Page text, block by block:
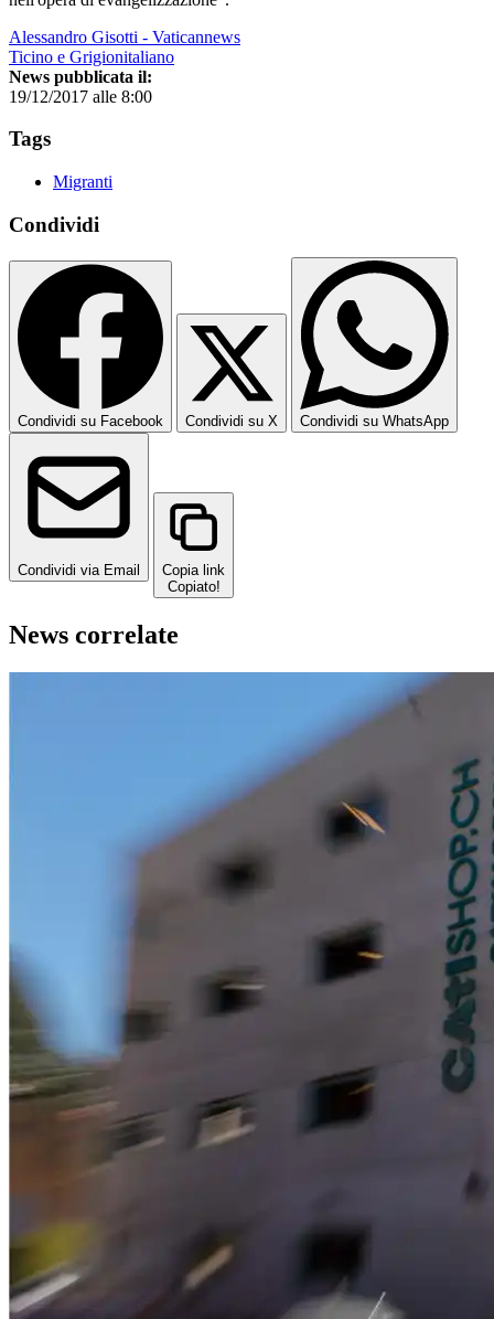
Alessandro Gisotti - Vaticannews
Ticino e Grigionitaliano
News pubblicata il:
19/12/2017 alle 8:00
Tags
Migranti
Condividi
Condividi su Facebook Condividi su X Condividi su WhatsApp
Condividi via Email
Copia link
Copiato!
News correlate